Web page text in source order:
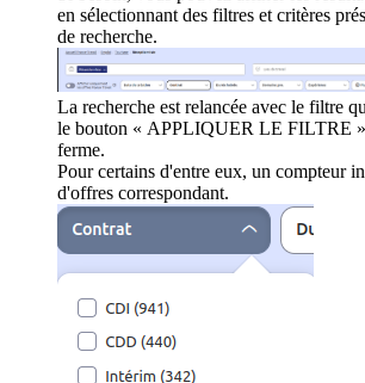
en sélectionnant des filtres et critères
de recherche.
La recherche est relancée avec le filtre
le bouton « APPLIQUER LE FILTRE
ferme.
Pour certains d'entre eux, un compteur
d'offres correspondant.